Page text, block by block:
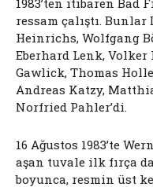
ressam çalıştı.
Heinrichs, Wolfgang
Eberhard Lenk, Volker
Gawlick, Thomas
Andreas Katzy,
Norfried Pahler’di.
16 Ağustos 1983’te
aşan tuvale ilk fırça
boyunca, resmin üst